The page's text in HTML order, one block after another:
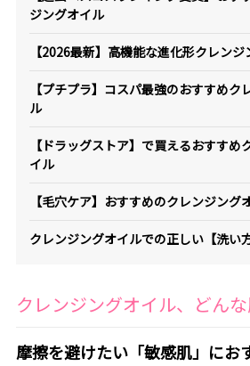
ジングオイル
【2026最新】高機能な進化形クレン
【プチプラ】コスパ最強のおすすめク
ル
【ドラッグストア】で買えるおすすめ
イル
【毛穴ケア】おすすめのクレンジング
クレンジングオイルでの正しい【洗い
クレンジングオイル、どん
摩擦を避けたい「敏感肌」にお